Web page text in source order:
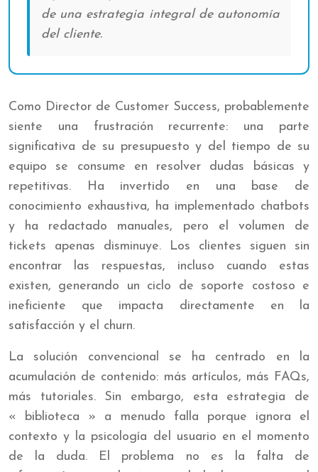
de una estrategia integral de autonomía
del cliente.
Como Director de Customer Success, probablemente
siente una frustración recurrente: una parte
significativa de su presupuesto y del tiempo de su
equipo se consume en resolver dudas básicas y
repetitivas. Ha invertido en una base de
conocimiento exhaustiva, ha implementado chatbots
y ha redactado manuales, pero el volumen de
tickets apenas disminuye. Los clientes siguen sin
encontrar las respuestas, incluso cuando estas
existen, generando un ciclo de soporte costoso e
ineficiente que impacta directamente en la
satisfacción y el churn.
La solución convencional se ha centrado en la
acumulación de contenido: más artículos, más FAQs,
más tutoriales. Sin embargo, esta estrategia de
« biblioteca » a menudo falla porque ignora el
contexto y la psicología del usuario en el momento
de la duda. El problema no es la falta de